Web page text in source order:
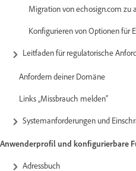
Migration von echosign.com zu
Konfigurieren von Optionen für
Leitfaden für regulatorische
Anfordern deiner Domäne
Links „Missbrauch melden“
Systemanforderungen und
Anwenderprofil und konfigurierbare
Adressbuch